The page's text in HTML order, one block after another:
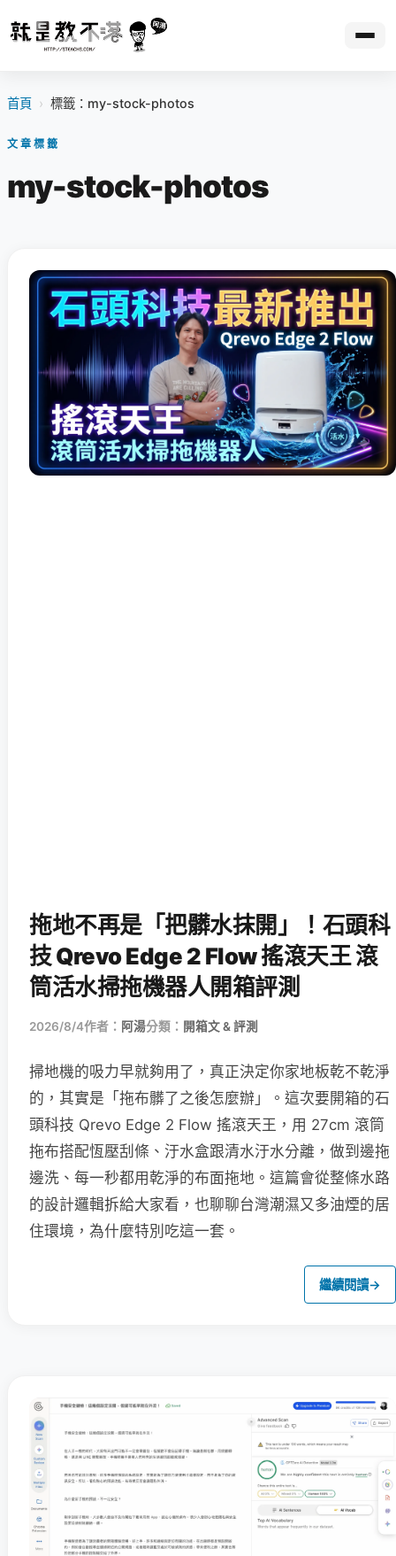
首頁 › 標籤：my-stock-photos
文章標籤
my-stock-photos
拖地不再是「把髒水抹開」！石頭科
技 Qrevo Edge 2 Flow 搖滾天王 滾
筒活水掃拖機器人開箱評測
2026/8/4作者： 阿湯分類： 開箱文 & 評測
掃地機的吸力早就夠用了，真正決定你家地板乾不乾淨
的，其實是「拖布髒了之後怎麼辦」。這次要開箱的石
頭科技 Qrevo Edge 2 Flow 搖滾天王，用 27cm 滾筒
拖布搭配恆壓刮條、汙水盒跟清水汙水分離，做到邊拖
邊洗、每一秒都用乾淨的布面拖地。這篇會從整條水路
的設計邏輯拆給大家看，也聊聊台灣潮濕又多油煙的居
住環境，為什麼特別吃這一套。
繼續閱讀→